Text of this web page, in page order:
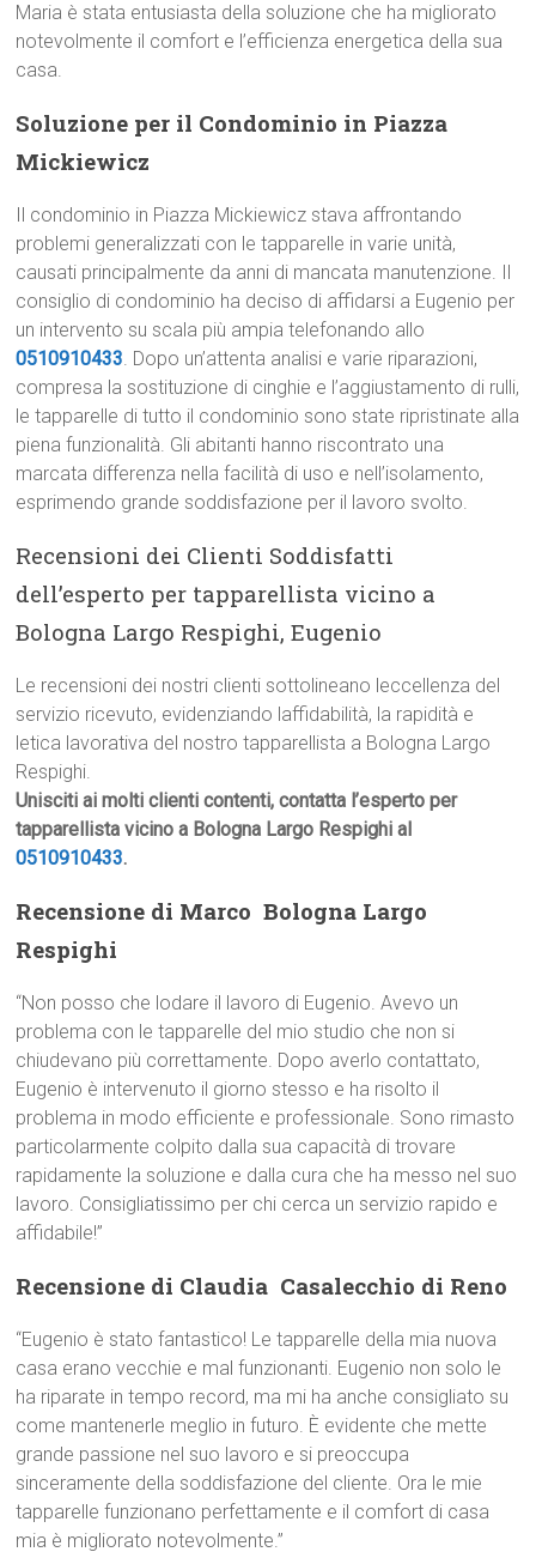
Maria è stata entusiasta della soluzione che ha migliorato
notevolmente il comfort e l’efficienza energetica della sua
casa.
Soluzione per il Condominio in Piazza
Mickiewicz
Il condominio in Piazza Mickiewicz stava affrontando
problemi generalizzati con le tapparelle in varie unità,
causati principalmente da anni di mancata manutenzione. Il
consiglio di condominio ha deciso di affidarsi a Eugenio per
un intervento su scala più ampia telefonando allo
0510910433. Dopo un’attenta analisi e varie riparazioni,
compresa la sostituzione di cinghie e l’aggiustamento di rulli,
le tapparelle di tutto il condominio sono state ripristinate alla
piena funzionalità. Gli abitanti hanno riscontrato una
marcata differenza nella facilità di uso e nell’isolamento,
esprimendo grande soddisfazione per il lavoro svolto.
Recensioni dei Clienti Soddisfatti
dell’esperto per tapparellista vicino a
Bologna Largo Respighi, Eugenio
Le recensioni dei nostri clienti sottolineano leccellenza del
servizio ricevuto, evidenziando laffidabilità, la rapidità e
letica lavorativa del nostro tapparellista a Bologna Largo
Respighi.
Unisciti ai molti clienti contenti, contatta l’esperto per
tapparellista vicino a Bologna Largo Respighi al
0510910433.
Recensione di Marco  Bologna Largo
Respighi
“Non posso che lodare il lavoro di Eugenio. Avevo un
problema con le tapparelle del mio studio che non si
chiudevano più correttamente. Dopo averlo contattato,
Eugenio è intervenuto il giorno stesso e ha risolto il
problema in modo efficiente e professionale. Sono rimasto
particolarmente colpito dalla sua capacità di trovare
rapidamente la soluzione e dalla cura che ha messo nel suo
lavoro. Consigliatissimo per chi cerca un servizio rapido e
affidabile!”
Recensione di Claudia  Casalecchio di Reno
“Eugenio è stato fantastico! Le tapparelle della mia nuova
casa erano vecchie e mal funzionanti. Eugenio non solo le
ha riparate in tempo record, ma mi ha anche consigliato su
come mantenerle meglio in futuro. È evidente che mette
grande passione nel suo lavoro e si preoccupa
sinceramente della soddisfazione del cliente. Ora le mie
tapparelle funzionano perfettamente e il comfort di casa
mia è migliorato notevolmente.”